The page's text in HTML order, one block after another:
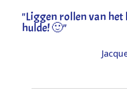
"Liggen rollen van het
hulde! 🙂"